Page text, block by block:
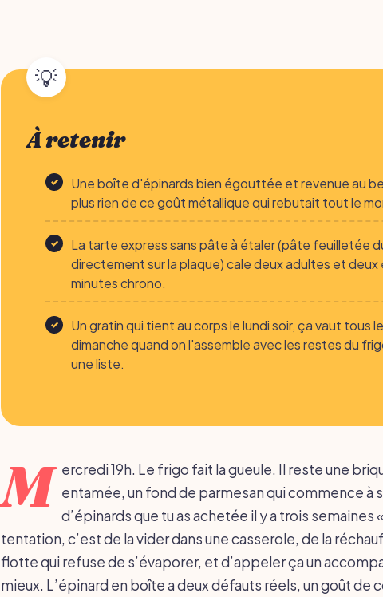
À retenir
Une boîte d'épinards bien égouttée et revenue au
plus rien de ce goût métallique qui rebutait tout le
La tarte express sans pâte à étaler (pâte feuilletée
directement sur la plaque) cale deux adultes et
minutes chrono.
Un gratin qui tient au corps le lundi soir, ça vaut tous
dimanche quand on l'assemble avec les restes du
une liste.
M ercredi 19h. Le frigo fait la gueule. Il reste une
entamée, un fond de parmesan qui commence
d’épinards que tu as achetée il y a trois semaines
tentation, c’est de la vider dans une casserole, de la
flotte qui refuse de s’évaporer, et d’appeler ça un
mieux. L’épinard en boîte a deux défauts réels, un goût de